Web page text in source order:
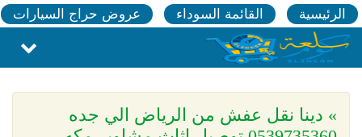
الرئيسية القائمة السوداء عروض حراج السيارات
» دينا نقل عفش من الرياض الي جده